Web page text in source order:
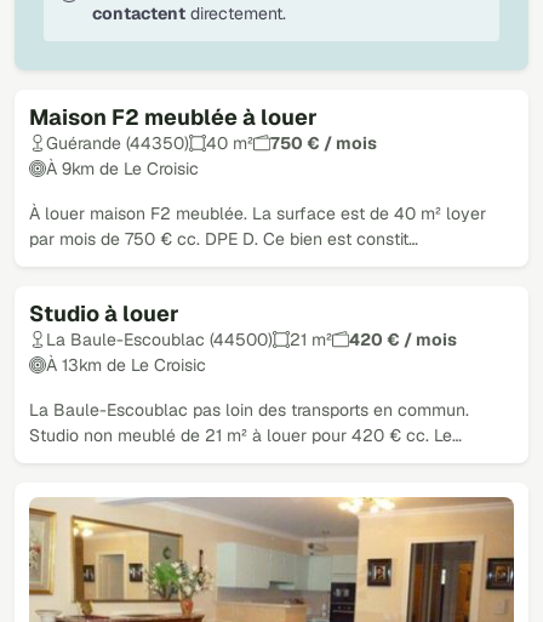
Maison F2 meublée à louer
Guérande (44350) 40 m²
750 € / mois
À 9km de Le Croisic
À louer maison F2 meublée. La surface est de 40 m² loyer
par mois de 750 € cc. DPE D. Ce bien est constit…
Studio à louer
La Baule-Escoublac (44500) 21 m²
420 € / mois
À 13km de Le Croisic
La Baule-Escoublac pas loin des transports en commun.
Studio non meublé de 21 m² à louer pour 420 € cc. Le…
contactent directement.